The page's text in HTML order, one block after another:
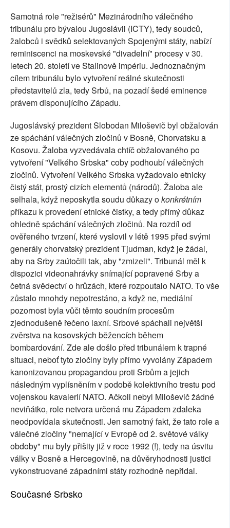
Samotná role "režisérů" Mezinárodního válečného
tribunálu pro bývalou Jugoslávii (ICTY), tedy soudců,
žalobců i svědků selektovaných Spojenými státy, nabízí
reminiscenci na moskevské "divadelní" procesy v 30.
letech 20. století ve Stalinově impériu. Jednoznačným
cílem tribunálu bylo vytvoření reálné skutečnosti
představitelů zla, tedy Srbů, na pozadí šedé eminence
právem disponujícího Západu.
Jugoslávský prezident Slobodan Miloševič byl obžalován
ze spáchání válečných zločinů v Bosně, Chorvatsku a
Kosovu. Žaloba vyzvedávala chtíč obžalovaného po
vytvoření "Velkého Srbska" coby podhoubí válečných
zločinů. Vytvoření Velkého Srbska vyžadovalo etnicky
čistý stát, prostý cizích elementů (národů). Žaloba ale
selhala, když neposkytla soudu důkazy okonkrétním
příkazu k provedení etnické čistky, a tedy přímý důkaz
ohledně spáchání válečných zločinů. Na rozdíl od
ověřeného tvrzení, které vyslovil v létě 1995 před svými
generály chorvatský prezident Tjudman, když je žádal,
aby na Srby zaútočili tak, aby "zmizeli". Tribunál měl k
dispozici videonahrávky snímající popravené Srby a
četná svědectví o hrůzách, které rozpoutalo NATO. To vše
zůstalo mnohdy nepotrestáno, a když ne, mediální
pozornost byla vůči těmto soudním procesům
zjednodušeně řečeno laxní. Srbové spáchali největší
zvěrstva na kosovských běžencích během
bombardování. Zde ale došlo před tribunálem k trapné
situaci, neboť tyto zločiny byly přímo vyvolány Západem
kanonizovanou propagandou proti Srbům a jejich
následným vyplísněním v podobě kolektivního trestu pod
vojenskou kavalerií NATO. Ačkoli nebyl Miloševič žádné
neviňátko, role netvora určená mu Západem zdaleka
neodpovídala skutečnosti. Jen samotný fakt, že tato role a
válečné zločiny "nemající v Evropě od 2. světové války
obdoby" mu byly přišity již v roce 1992 (!), tedy na úsvitu
války v Bosně a Hercegovině, na důvěryhodnosti justici
vykonstruované západními státy rozhodně nepřidal.
Současné Srbsko